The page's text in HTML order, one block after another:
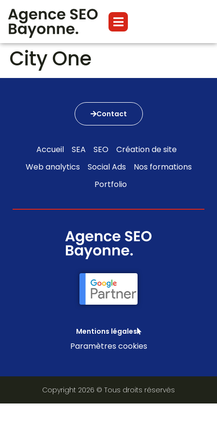
City One
Contact
Accueil SEA SEO
Création de site
Web analytics
Social Ads
Nos formations
Portfolio
Mentions légales
Paramètres cookies
Copyright 2026 © Tous droits réservés